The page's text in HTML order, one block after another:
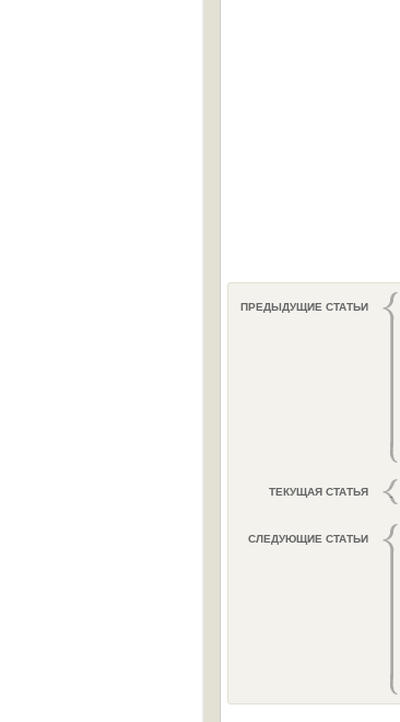
ПРЕДЫДУЩИЕ СТАТЬИ
ТЕКУЩАЯ СТАТЬЯ
СЛЕДУЮЩИЕ СТАТЬИ